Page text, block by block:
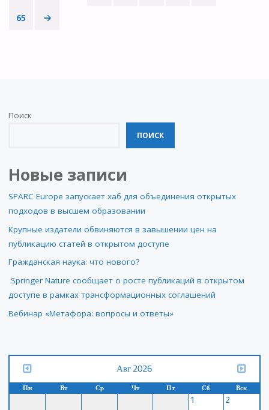
Пагинация
65
Поиск
ПОИСК
Новые записи
SPARC Europe запускает хаб для объединения открытых
подходов в высшем образовании
Крупные издатели обвиняются в завышении цен на
публикацию статей в открытом доступе
Гражданская наука: что нового?
Springer Nature сообщает о росте публикаций в открытом
доступе в рамках трансформационных соглашений
Вебинар «Метафора: вопросы и ответы»
Авг 2026
Пн Вт Ср Чт Пт Сб Вск
1 2